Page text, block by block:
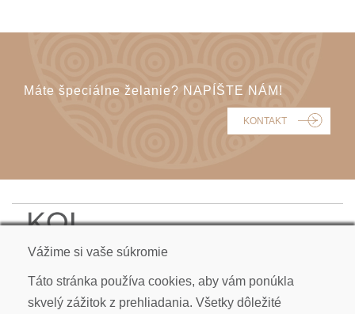
Máte špeciálne želanie? NAPÍŠTE NÁM!
KONTAKT
Kudlákova 7, ​841 01 Bratislava
info@koicarp.sk
OBCHODNÉ PODMIENKY
Vážime si vaše súkromie
Táto stránka používa cookies, aby vám ponúkla
skvelý zážitok z prehliadania. Všetky dôležité